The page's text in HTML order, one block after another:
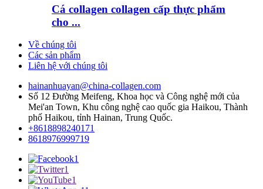
Cá collagen collagen cấp thực phẩm
cho ...
Về chúng tôi
Các sản phẩm
Liên hệ với chúng tôi
hainanhuayan@china-collagen.com
Số 12 Đường Meifeng, Khoa học và Công nghệ mới của
Mei'an Town, Khu công nghệ cao quốc gia Haikou, Thành
phố Haikou, tỉnh Hainan, Trung Quốc.
+8618898240171
8618976999719